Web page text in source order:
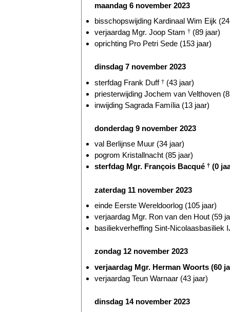
maandag 6 november 2023
bisschopswijding Kardinaal Wim Eijk
verjaardag Mgr. Joop Stam † (89 jaar)
oprichting Pro Petri Sede (153 jaar)
dinsdag 7 november 2023
sterfdag Frank Duff † (43 jaar)
priesterwijding Jochem van Velthoven
inwijding Sagrada Família (13 jaar)
donderdag 9 november 2023
val Berlijnse Muur (34 jaar)
pogrom Kristallnacht (85 jaar)
sterfdag Mgr. François Bacqué † (0
zaterdag 11 november 2023
einde Eerste Wereldoorlog (105 jaar)
verjaardag Mgr. Ron van den Hout (59
basiliekverheffing Sint-Nicolaasbasiliek
zondag 12 november 2023
verjaardag Mgr. Herman Woorts (60
verjaardag Teun Warnaar (43 jaar)
dinsdag 14 november 2023